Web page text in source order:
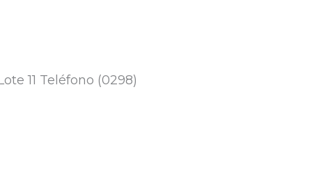
11 Teléfono (0298)